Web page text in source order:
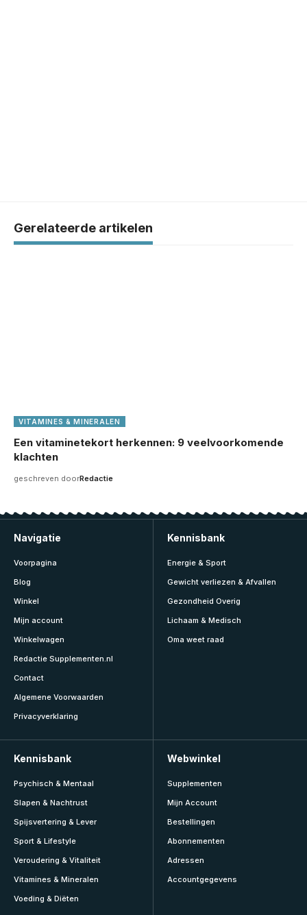
Gerelateerde artikelen
VITAMINES & MINERALEN
Een vitaminetekort herkennen: 9 veelvoorkomende
klachten
geschreven doorRedactie
Navigatie
Voorpagina
Blog
Winkel
Mijn account
Winkelwagen
Redactie Supplementen.nl
Contact
Algemene Voorwaarden
Privacyverklaring
Kennisbank
Energie & Sport
Gewicht verliezen & Afvallen
Gezondheid Overig
Lichaam & Medisch
Oma weet raad
Kennisbank
Psychisch & Mentaal
Slapen & Nachtrust
Spijsvertering & Lever
Sport & Lifestyle
Veroudering & Vitaliteit
Vitamines & Mineralen
Voeding & Diëten
Webwinkel
Supplementen
Mijn Account
Bestellingen
Abonnementen
Adressen
Accountgegevens